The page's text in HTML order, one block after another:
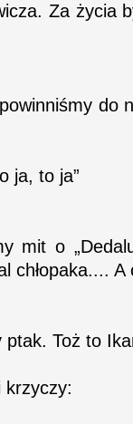
Za życia
do
ja, to ja”
mit o
chłopaka....
Toż to
krzyczy: